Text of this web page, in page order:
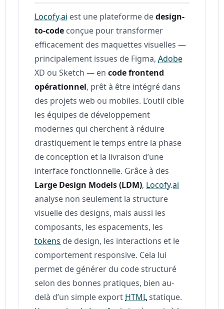
Locofy.ai est une plateforme dedesign-
to-code conçue pour transformer
efficacement des maquettes visuelles —
principalement issues de Figma,Adobe
XD ou Sketch — encode frontend
opérationnel, prêt à être intégré dans
des projets web ou mobiles. L’outil cible
les équipes de développement
modernes qui cherchent à réduire
drastiquement le temps entre la phase
de conception et la livraison d’une
interface fonctionnelle. Grâce à des
Large Design Models (LDM), Locofy.ai
analyse non seulement la structure
visuelle des designs, mais aussi les
composants, les espacements, les
tokens de design, les interactions et le
comportement responsive. Cela lui
permet de générer du code structuré
selon des bonnes pratiques, bien au-
delà d’un simple export HTMLstatique.